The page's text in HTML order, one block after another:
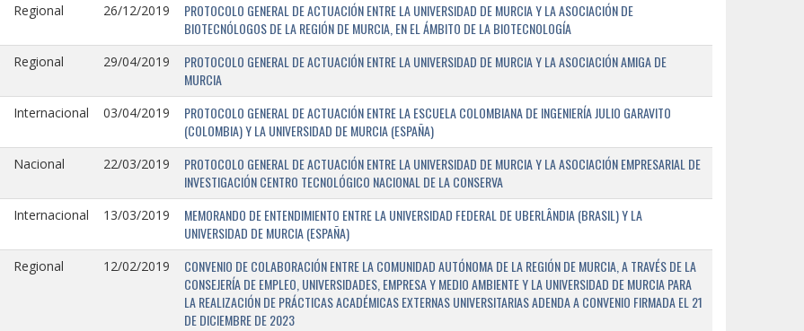
Regional 26/12/2019
PROTOCOLO GENERAL DE ACTUACIÓN ENTRE LA UNIVERSIDAD DE MURCIA Y LA ASOCIACIÓN DE
BIOTECNÓLOGOS DE LA REGIÓN DE MURCIA, EN EL ÁMBITO DE LA BIOTECNOLOGÍA
Regional 29/04/2019
PROTOCOLO GENERAL DE ACTUACIÓN ENTRE LA UNIVERSIDAD DE MURCIA Y LA ASOCIACIÓN AMIGA DE
MURCIA
Internacional 03/04/2019
PROTOCOLO GENERAL DE ACTUACIÓN ENTRE LA ESCUELA COLOMBIANA DE INGENIERÍA JULIO GARAVITO
(COLOMBIA) Y LA UNIVERSIDAD DE MURCIA (ESPAÑA)
Nacional 22/03/2019
PROTOCOLO GENERAL DE ACTUACIÓN ENTRE LA UNIVERSIDAD DE MURCIA Y LA ASOCIACIÓN EMPRESARIAL DE
INVESTIGACIÓN CENTRO TECNOLÓGICO NACIONAL DE LA CONSERVA
Internacional 13/03/2019
MEMORANDO DE ENTENDIMIENTO ENTRE LA UNIVERSIDAD FEDERAL DE UBERLÂNDIA (BRASIL) Y LA
UNIVERSIDAD DE MURCIA (ESPAÑA)
Regional 12/02/2019
CONVENIO DE COLABORACIÓN ENTRE LA COMUNIDAD AUTÓNOMA DE LA REGIÓN DE MURCIA, A TRAVÉS DE LA
CONSEJERÍA DE EMPLEO, UNIVERSIDADES, EMPRESA Y MEDIO AMBIENTE Y LA UNIVERSIDAD DE MURCIA PARA
LA REALIZACIÓN DE PRÁCTICAS ACADÉMICAS EXTERNAS UNIVERSITARIAS ADENDA A CONVENIO FIRMADA EL 21
DE DICIEMBRE DE 2023